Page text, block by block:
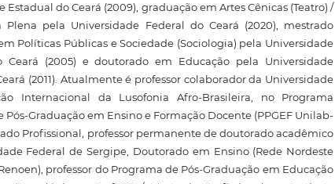
Estadual do Ceará (2009), graduação em Artes Cênicas (Teatro) /
Plena pela Universidade Federal do Ceará (2020), mestrado
Políticas Públicas e Sociedade (Sociologia) pela Universidade
Ceará (2005) e doutorado em Educação pela Universidade
(2011). Atualmente é professor colaborador da Universidade
Internacional da Lusofonia Afro-Brasileira, no Programa
Pós-Graduação em Ensino e Formação Docente (PPGEF Unilab-
Profissional, professor permanente de doutorado acadêmico
Federal de Sergipe, Doutorado em Ensino (Rede Nordeste
professor do Programa de Pós-Graduação em Educação